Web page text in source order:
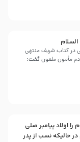
در کتاب شریف منتهی
مأمون ملعون گفت:
را اولاد پیامبر صلی
در حالیکه نسب از پدر